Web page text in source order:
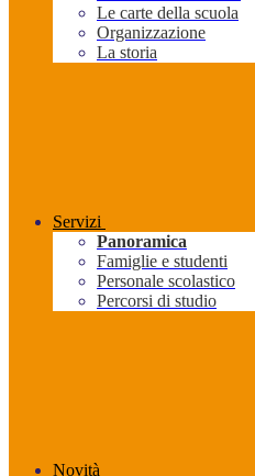
Le carte della scuola
Organizzazione
La storia
Servizi
Panoramica
Famiglie e studenti
Personale scolastico
Percorsi di studio
Novità